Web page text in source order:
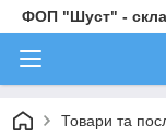
ФОП "Шуст" -
Товари та